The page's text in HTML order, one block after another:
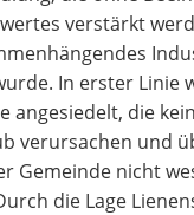
verstärkt
In erster Linie
angesiedelt, die
verursachen und
Gemeinde nicht
die Lage